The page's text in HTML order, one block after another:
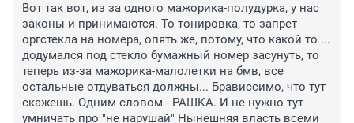
Вот так вот, из за одного мажорика-полудурка, у нас
законы и принимаются. То тонировка, то запрет
оргстекла на номера, опять же, потому, что какой то ...
додумался под стекло бумажный номер засунуть, то
теперь из-за мажорика-малолетки на бмв, все
остальные отдуваться должны... Брависсимо, что тут
скажешь. Одним словом - РАШКА. И не нужно тут
умничать про "не нарушай" Нынешняя власть всеми